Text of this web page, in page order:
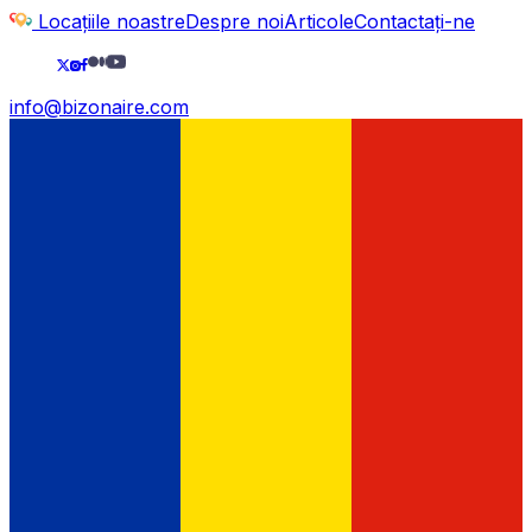
Locațiile noastreDespre noiArticoleContactați-ne
info@bizonaire.com